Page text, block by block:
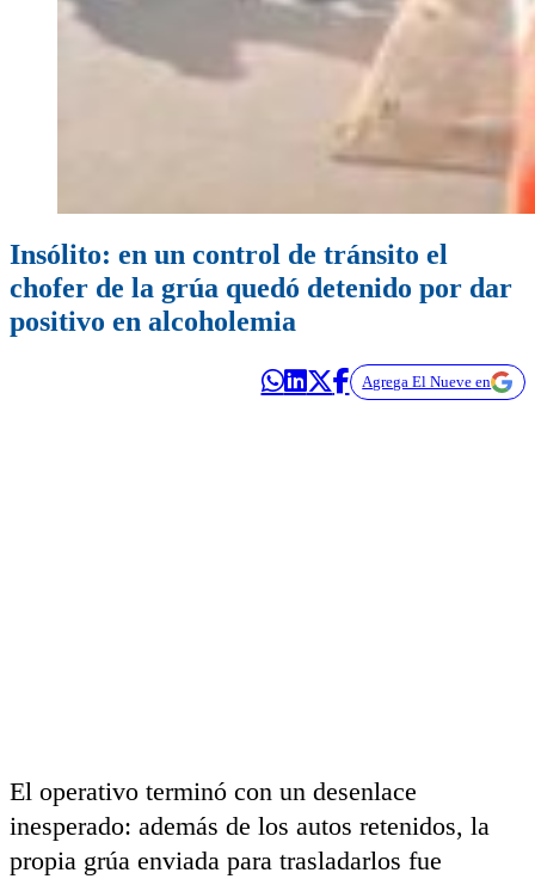
Insólito: en un control de tránsito el
chofer de la grúa quedó detenido por dar
positivo en alcoholemia
Agrega El Nueve en
El operativo terminó con un desenlace
inesperado: además de los autos retenidos, la
propia grúa enviada para trasladarlos fue